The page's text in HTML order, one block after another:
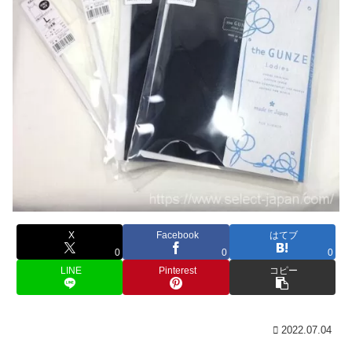
X
0
Facebook
0
はてブ
0
LINE
Pinterest コピー
2022.07.04